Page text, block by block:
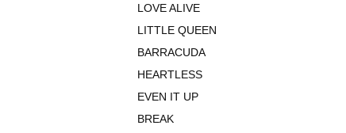
LOVE ALIVE
LITTLE QUEEN
BARRACUDA
HEARTLESS
EVEN IT UP
BREAK